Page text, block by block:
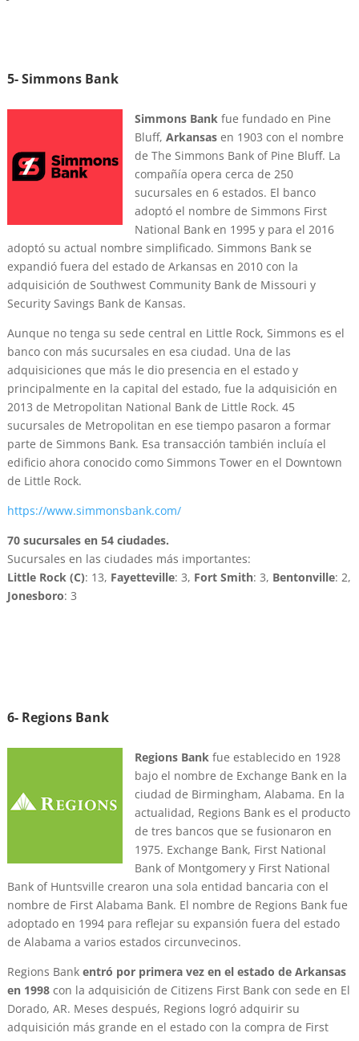
5- Simmons Bank
Simmons Bankfue fundado en Pine
Bluff, Arkansasen 1903 con el nombre
de The Simmons Bank of Pine Bluff. La
compañía opera cerca de 250
sucursales en 6 estados. El banco
adoptó el nombre de Simmons First
National Bank en 1995 y para el 2016
adoptó su actual nombre simplificado. Simmons Bank se
expandió fuera del estado de Arkansas en 2010 con la
adquisición de Southwest Community Bank de Missouri y
Security Savings Bank de Kansas.
Aunque no tenga su sede central en Little Rock, Simmons es el
banco con más sucursales en esa ciudad. Una de las
adquisiciones que más le dio presencia en el estado y
principalmente en la capital del estado, fue la adquisición en
2013 de Metropolitan National Bank de Little Rock. 45
sucursales de Metropolitan en ese tiempo pasaron a formar
parte de Simmons Bank. Esa transacción también incluía el
edificio ahora conocido como Simmons Tower en el Downtown
de Little Rock.
https://www.simmonsbank.com/
70 sucursales en 54 ciudades.
Sucursales en las ciudades más importantes:
Little Rock (C): 13, Fayetteville: 3, Fort Smith: 3, Bentonville: 2,
Jonesboro: 3
6- Regions Bank
Regions Bankfue establecido en 1928
bajo el nombre de Exchange Bank en la
ciudad de Birmingham, Alabama. En la
actualidad, Regions Bank es el producto
de tres bancos que se fusionaron en
1975. Exchange Bank, First National
Bank of Montgomery y First National
Bank of Huntsville crearon una sola entidad bancaria con el
nombre de First Alabama Bank. El nombre de Regions Bank fue
adoptado en 1994 para reflejar su expansión fuera del estado
de Alabama a varios estados circunvecinos.
Regions Bank entró por primera vez en el estado de Arkansas
en 1998con la adquisición de Citizens First Bank con sede en El
Dorado, AR. Meses después, Regions logró adquirir su
adquisición más grande en el estado con la compra de First